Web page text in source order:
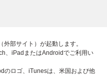
部サイト）が起動します。
、iPadまたはAndroidでご利用い
のロゴ、iTunesは、米国および他